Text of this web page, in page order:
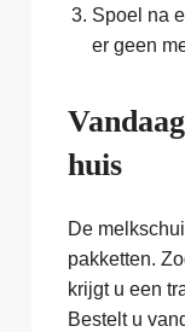
Spoel na
er geen
huis
De
pakketten.
krijgt u een
Bestelt u